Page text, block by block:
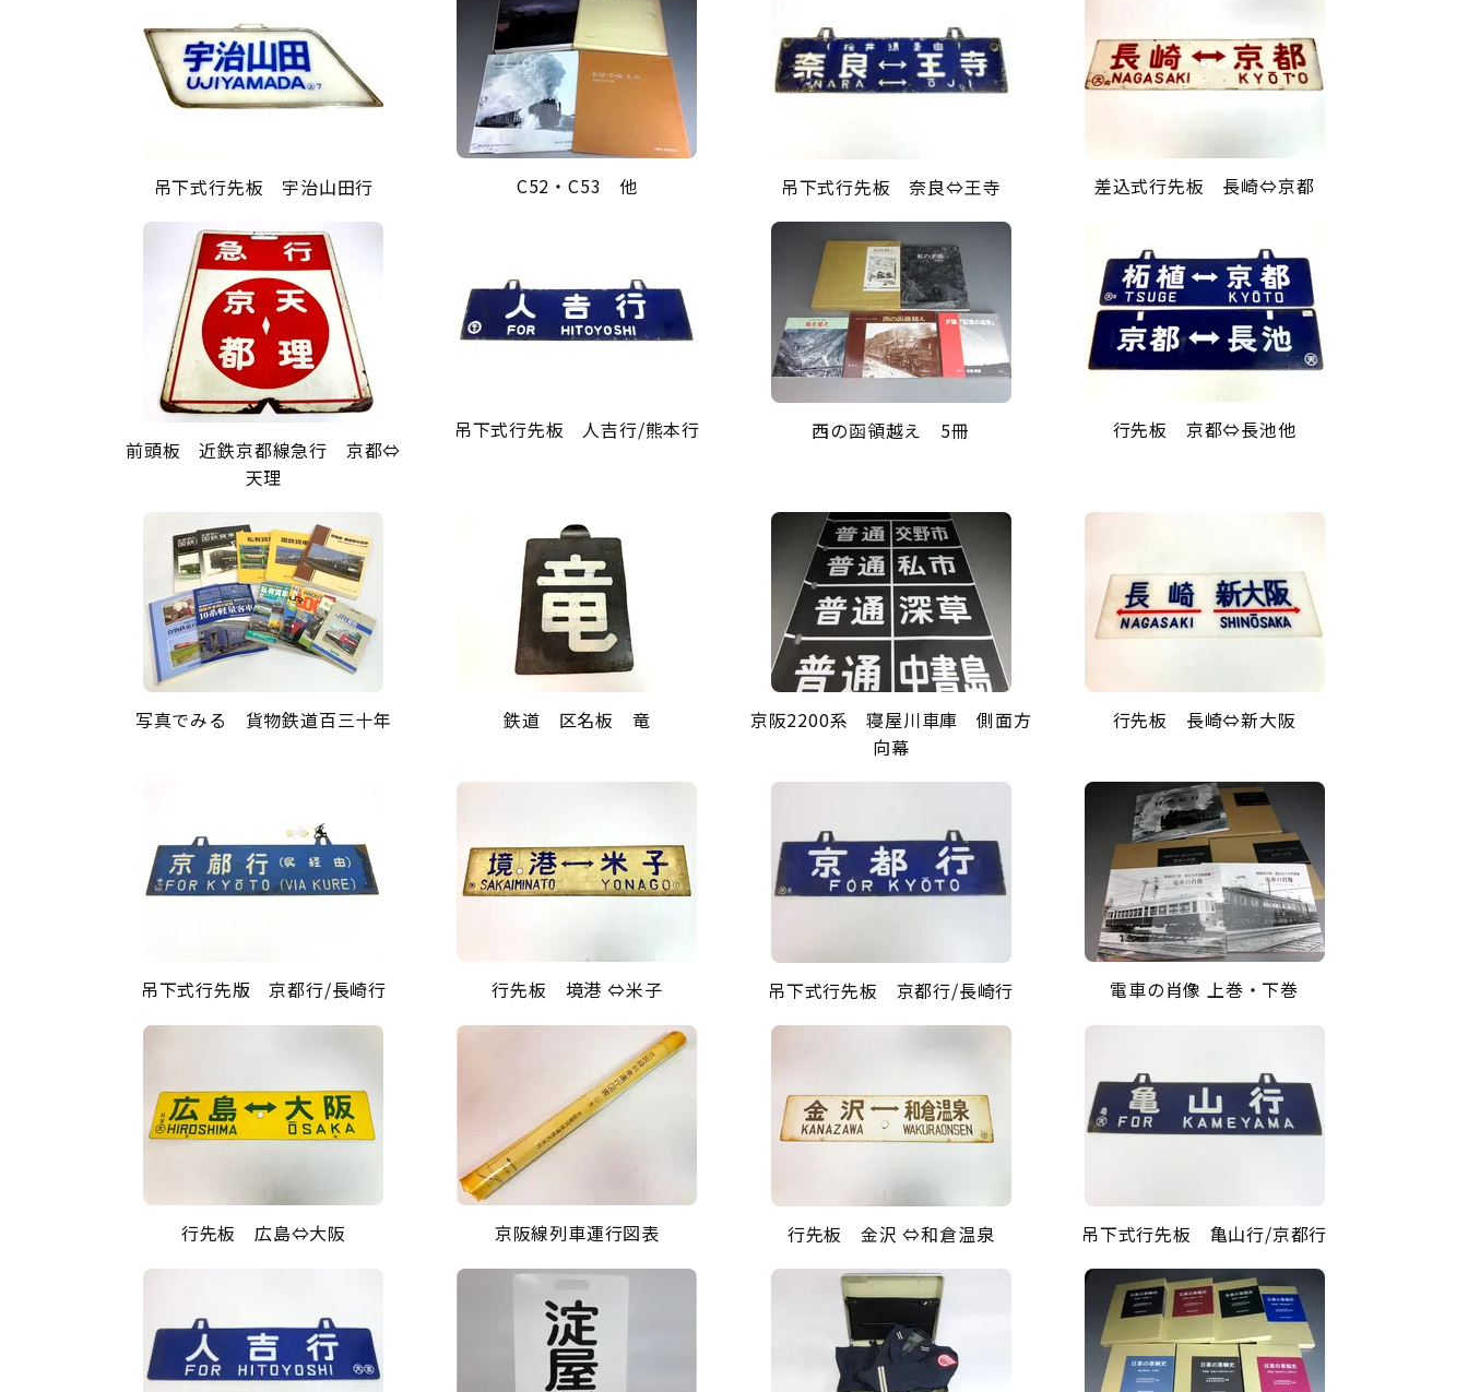
吊下式行先板 宇治山田行 C52・C53 他 吊下式行先板 奈良⇔王寺 差込式行先板 長崎⇔京都
前頭板 近鉄京都線急行 京都⇔
天理
吊下式行先板 人吉行/熊本行 西の函領越え 5冊 行先板 京都⇔長池他
写真でみる 貨物鉄道百三十年 鉄道 区名板 竜
京阪2200系 寝屋川車庫 側面方
向幕
行先板 長崎⇔新大阪
吊下式行先版 京都行/長崎行 行先板 境港 ⇔米子 吊下式行先板 京都行/長崎行 電車の肖像 上巻・下巻
行先板 広島⇔大阪 京阪線列車運行図表 行先板 金沢 ⇔和倉温泉 吊下式行先板 亀山行/京都行